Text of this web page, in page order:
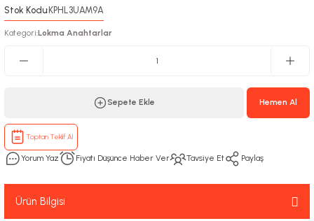
Stok Kodu: KPHL3UAM9A
Kategori:Lokma Anahtarlar
Sepete Ekle Hemen Al
Toptan Teklif Al
Yorum Yaz Fiyatı Düşünce Haber Ver Tavsiye Et Paylaş
Ürün Bilgisi